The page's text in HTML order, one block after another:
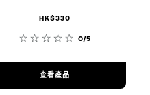
HK$330
0/5
查看產品